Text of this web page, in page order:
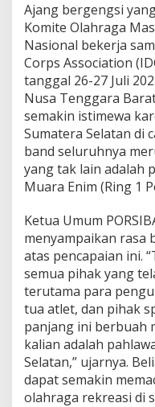
Ajang bergengsi
Komite Olahraga
Nasional bekerja
Corps Association
tanggal 26-27 Juli
Nusa Tenggara
semakin istimewa
Sumatera Selatan di
band seluruhnya
yang tak lain adalah
Muara Enim (Ring 1
Ketua Umum
menyampaikan rasa
atas pencapaian ini.
semua pihak yang
terutama para
tua atlet, dan pihak
panjang ini berbuah
kalian adalah
Selatan,” ujarnya.
dapat semakin
olahraga rekreasi di